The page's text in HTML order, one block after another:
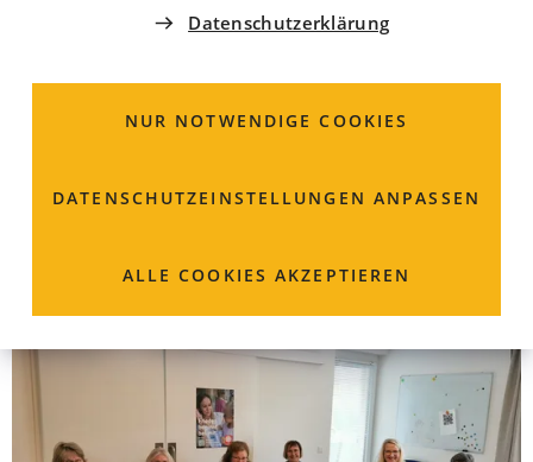
Datenschutzerklärung
NUR NOTWENDIGE COOKIES
DATENSCHUTZ­EINSTELLUNGEN ANPASSEN
ALLE COOKIES AKZEPTIEREN
Freunden werden
Was braucht ein Stadtteil, damit sich Menschen dort
Unterstützung, Raum für Ideen – genau das bietet der